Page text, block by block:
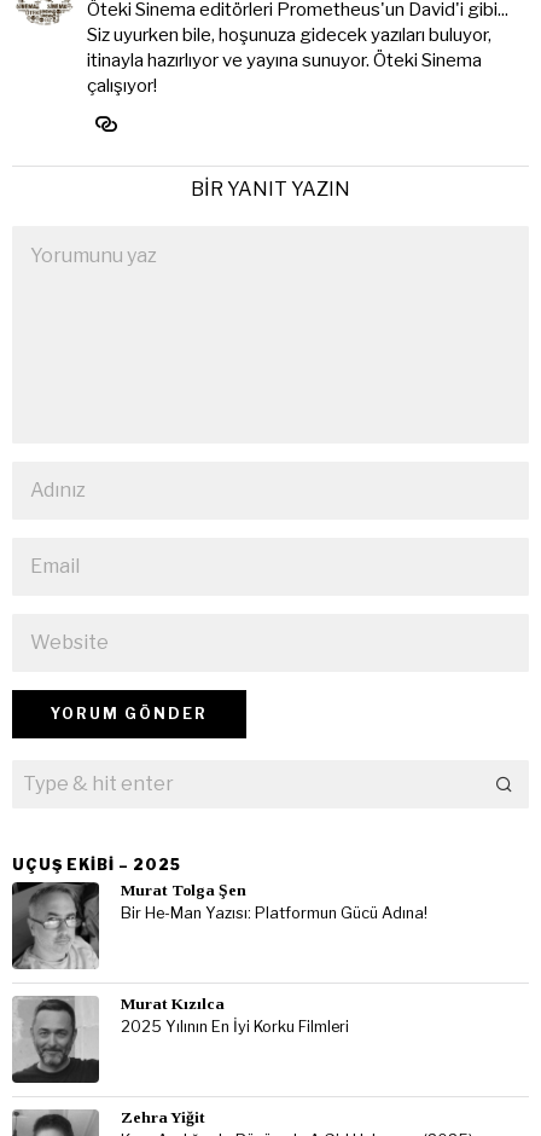
Öteki Sinema editörleri Prometheus'un David'i gibi...
Siz uyurken bile, hoşunuza gidecek yazıları buluyor,
itinayla hazırlıyor ve yayına sunuyor. Öteki Sinema
çalışıyor!
BIR YANIT YAZIN
UÇUŞ EKIBI – 2025
Murat Tolga Şen
Bir He-Man Yazısı: Platformun Gücü Adına!
Murat Kızılca
2025 Yılının En İyi Korku Filmleri
Zehra Yiğit